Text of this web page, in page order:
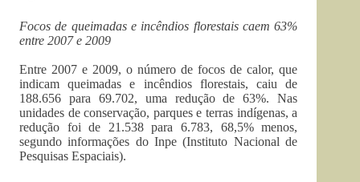
Focos de queimadas e incêndios florestais caem 63%
entre 2007 e 2009
Entre 2007 e 2009, o número de focos de calor, que
indicam queimadas e incêndios florestais, caiu de
188.656 para 69.702, uma redução de 63%. Nas
unidades de conservação, parques e terras indígenas, a
redução foi de 21.538 para 6.783, 68,5% menos,
segundo informações do Inpe (Instituto Nacional de
Pesquisas Espaciais).